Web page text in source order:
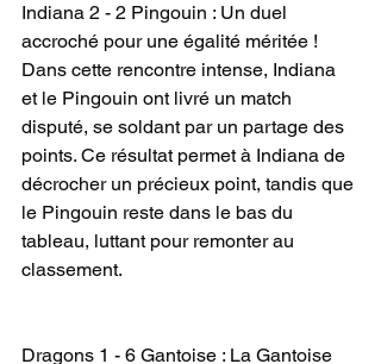
Indiana 2 - 2 Pingouin : Un duel
accroché pour une égalité méritée !
Dans cette rencontre intense, Indiana
et le Pingouin ont livré un match
disputé, se soldant par un partage des
points. Ce résultat permet à Indiana de
décrocher un précieux point, tandis que
le Pingouin reste dans le bas du
tableau, luttant pour remonter au
classement.
Dragons 1 - 6 Gantoise : La Gantoise